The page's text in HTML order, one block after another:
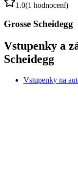
1.0(1 hodnocení)
Grosse Scheidegg
Vstupenky a
Scheidegg
Vstupenky na